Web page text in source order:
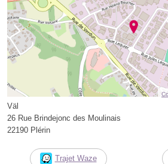
Väl
26 Rue Brindejonc des Moulinais
22190 Plérin
Trajet Waze